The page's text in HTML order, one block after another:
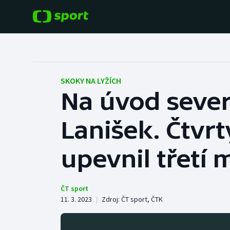
Hokej
Tenis
Cyklistika
Baseball a softbal
Basketbal
Biatlon
SKOKY NA LYŽÍCH
Na úvod
Lanišek.
upevnil třetí
ČT sport
11. 3. 2023 | Zdroj: ČT sport, ČTK